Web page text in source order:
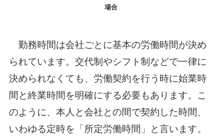
場合
勤務時間は会社ごとに基本の労働時間が決め
られています。交代制やシフト制などで一律に
決められなくても、労働契約を行う時に始業時
間と終業時間を明確にする必要もあります。こ
のように、本人と会社との間で契約した時間、
いわゆる定時を「所定労働時間」と言います。